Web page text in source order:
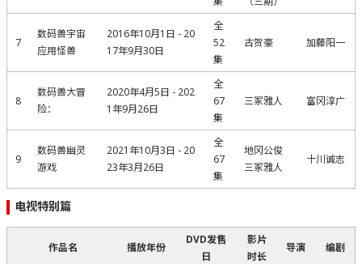
7
数码兽宇宙
应用怪兽
2016年10月1日 - 20
17年9月30日
全
52
集
古贺豪 加藤阳一
8
数码兽大冒
险：
2020年4月5日 - 202
1年9月26日
全
67
集
三冢雅人 富冈淳广
9
数码兽幽灵
游戏
2021年10月3日 - 20
23年3月26日
全
67
集
地冈公俊
三冢雅人
十川诚志
电视特别篇
作品名 播放年份
DVD发售
日
影片
时长
导演 编剧